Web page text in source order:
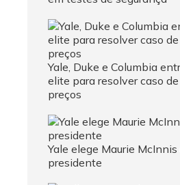
Yale, Duke e Columbia
elite para resolver caso
preços
Yale elege Maurie
presidente